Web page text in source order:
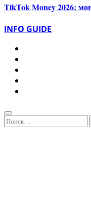
TikTok Money 2026:
INFO GUIDE
Найти: